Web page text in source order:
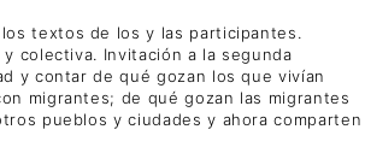
textos de los y las participantes.
colectiva. Invitación a la segunda
y contar de qué gozan los que vivían
migrantes; de qué gozan las migrantes
pueblos y ciudades y ahora comparten